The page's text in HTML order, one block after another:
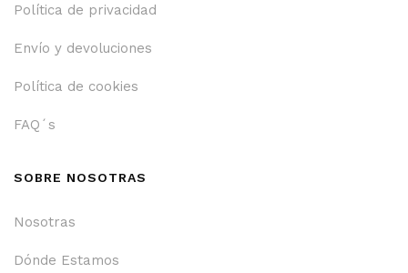
Política de privacidad
Envío y devoluciones
Política de cookies
FAQ´s
SOBRE NOSOTRAS
Nosotras
Dónde Estamos